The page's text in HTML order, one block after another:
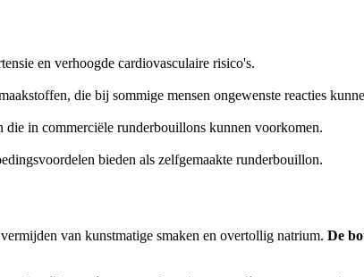
en verhoogde cardiovasculaire risico's.
die bij sommige mensen ongewenste reacties
in commerciële runderbouillons kunnen voorkomen.
bieden als zelfgemaakte runderbouillon.
van kunstmatige smaken en overtollig natrium. De